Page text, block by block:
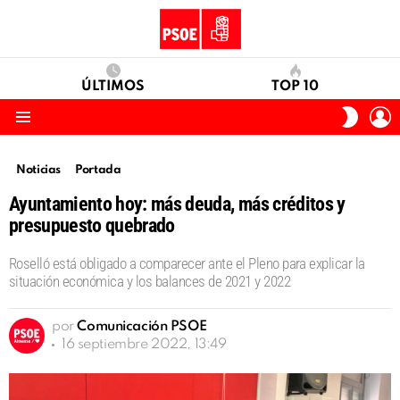
ÚLTIMOS TOP 10
SKIN
Noticias Portada
Ayuntamiento hoy: más deuda, más créditos y
presupuesto quebrado
Roselló está obligado a comparecer ante el Pleno para explicar la
situación económica y los balances de 2021 y 2022
por Comunicación PSOE
16 septiembre 2022, 13:49